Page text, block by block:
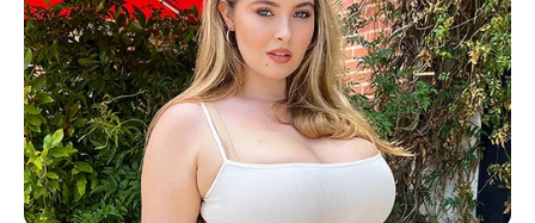
Το παραλιακό μέτωπο της πόλης βρίσκεται
στα πρόθυρα μιας συγκλονιστικής αλλαγής,
καθώς ένα τεράστιο έργο ανάπλασης έρχεται
να ανατρέψει όλα όσα γνωρίζαμε μέχρι
σήμερα.